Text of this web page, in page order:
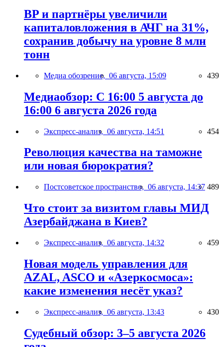
BP и партнёры увеличили
капиталовложения в АЧГ на 31%,
сохранив добычу на уровне 8 млн
тонн
Медиа обозрение, 06 августа, 15:09 439
Медиаобзор: С 16:00 5 августа до
16:00 6 августа 2026 года
Экспресс-анализ, 06 августа, 14:51 454
Революция качества на таможне
или новая бюрократия?
Постсоветское пространство, 06 августа, 14:37 489
Что стоит за визитом главы МИД
Азербайджана в Киев?
Экспресс-анализ, 06 августа, 14:32 459
Новая модель управления для
AZAL, ASCO и «Азеркосмоса»:
какие изменения несёт указ?
Экспресс-анализ, 06 августа, 13:43 430
Судебный обзор: 3–5 августа 2026